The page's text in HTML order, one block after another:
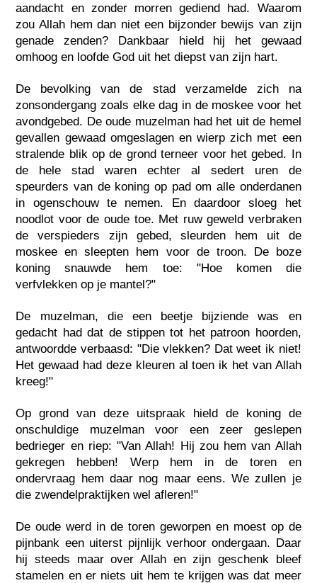
aandacht en zonder morren gediend had. Waarom
zou Allah hem dan niet een bijzonder bewijs van zijn
genade zenden? Dankbaar hield hij het gewaad
omhoog en loofde God uit het diepst van zijn hart.
De bevolking van de stad verzamelde zich na
zonsondergang zoals elke dag in de moskee voor het
avondgebed. De oude muzelman had het uit de hemel
gevallen gewaad omgeslagen en wierp zich met een
stralende blik op de grond terneer voor het gebed. In
de hele stad waren echter al sedert uren de
speurders van de koning op pad om alle onderdanen
in ogenschouw te nemen. En daardoor sloeg het
noodlot voor de oude toe. Met ruw geweld verbraken
de verspieders zijn gebed, sleurden hem uit de
moskee en sleepten hem voor de troon. De boze
koning snauwde hem toe: "Hoe komen die
verfvlekken op je mantel?"
De muzelman, die een beetje bijziende was en
gedacht had dat de stippen tot het patroon hoorden,
antwoordde verbaasd: "Die vlekken? Dat weet ik niet!
Het gewaad had deze kleuren al toen ik het van Allah
kreeg!"
Op grond van deze uitspraak hield de koning de
onschuldige muzelman voor een zeer geslepen
bedrieger en riep: "Van Allah! Hij zou hem van Allah
gekregen hebben! Werp hem in de toren en
ondervraag hem daar nog maar eens. We zullen je
die zwendelpraktijken wel afleren!"
De oude werd in de toren geworpen en moest op de
pijnbank een uiterst pijnlijk verhoor ondergaan. Daar
hij steeds maar over Allah en zijn geschenk bleef
stamelen en er niets uit hem te krijgen was dat meer